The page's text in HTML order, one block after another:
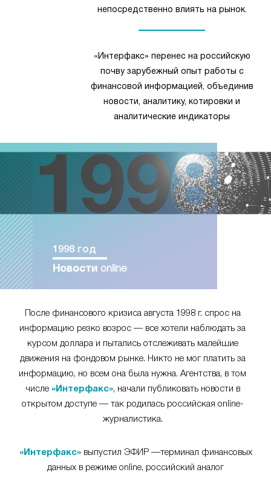
непосредственно влиять на рынок.
«Интерфакс» перенес на российскую
почву зарубежный опыт работы с
финансовой информацией, объединив
новости, аналитику, котировки и
аналитические индикаторы
1998 год
Новости online
После финансового кризиса августа 1998 г. спрос на
информацию резко возрос — все хотели наблюдать за
курсом доллара и пытались отслеживать малейшие
движения на фондовом рынке. Никто не мог платить за
информацию, но всем она была нужна. Агентства, в том
числе «Интерфакс», начали публиковать новости в
открытом доступе — так родилась российская online-
журналистика.
«Интерфакс»выпустил ЭФИР —терминал финансовых
данных в режиме online, российский аналог